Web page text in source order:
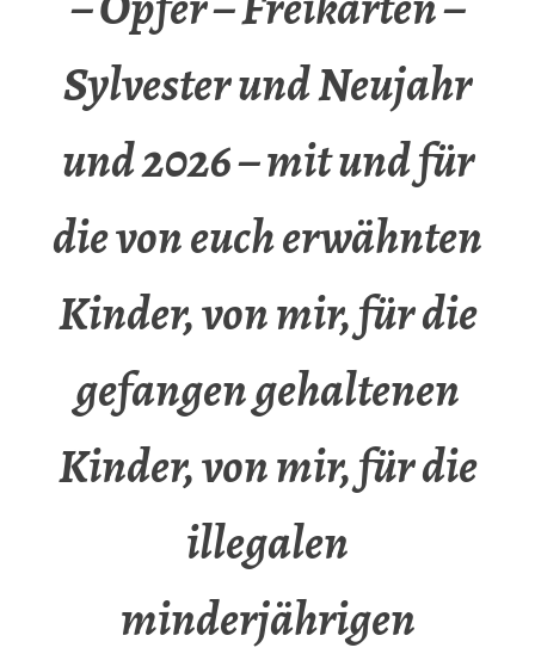
Sylvester und Neujahr
und 2026 – mit und für
die von euch erwähnten
Kinder, von mir, für die
gefangen gehaltenen
Kinder, von mir, für die
illegalen
minderjährigen